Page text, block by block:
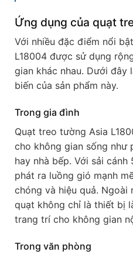
Ứng dụng của quạt
Với nhiều đặc điểm nổi
L18004 được sử dụng
gian khác nhau. Dưới đây
biến của sản phẩm này.
Trong gia đình
Quạt treo tường Asia
cho không gian sống như
hay nhà bếp. Với sải
phát ra luồng gió mạnh
chóng và hiệu quả.
quạt không chỉ là thiết bị
trang trí cho không gian
Trong văn phòng